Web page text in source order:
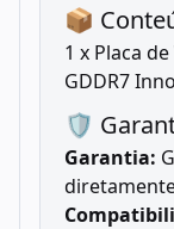
📦
1 x Placa
GDDR7
🛡️
Garantia: